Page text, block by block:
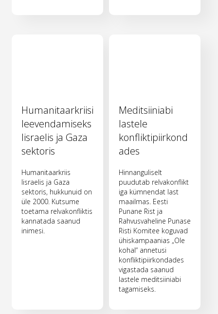
Humanitaarkriisi
leevendamiseks
Iisraelis ja Gaza
sektoris
Humanitaarkriis
Iisraelis ja Gaza
sektoris, hukkunuid on
üle 2000. Kutsume
toetama relvakonfliktis
kannatada saanud
inimesi.
Meditsiiniabi
lastele
konfliktipiirkond
ades
Hinnanguliselt
puudutab relvakonflikt
iga kümnendat last
maailmas. Eesti
Punane Rist ja
Rahvusvaheline Punase
Risti Komitee koguvad
ühiskampaanias „Ole
kohal“ annetusi
konfliktipiirkondades
vigastada saanud
lastele meditsiiniabi
tagamiseks.